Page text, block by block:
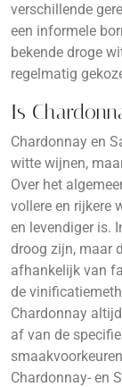
verschillende
een informele
bekende droge
regelmatig
Is
Chardonnay en
witte wijnen,
Over het
vollere en rijkere
en levendiger is.
droog zijn, maar
afhankelijk van
de
Chardonnay
af van de
Chardonnay- en